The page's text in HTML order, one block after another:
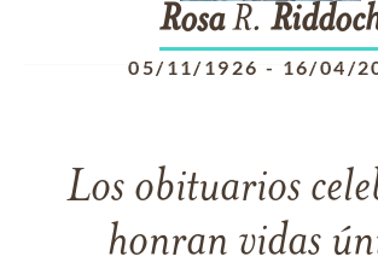
RosaR.
05/11/1926 - 16/04/
Los obituarios
honran vidas